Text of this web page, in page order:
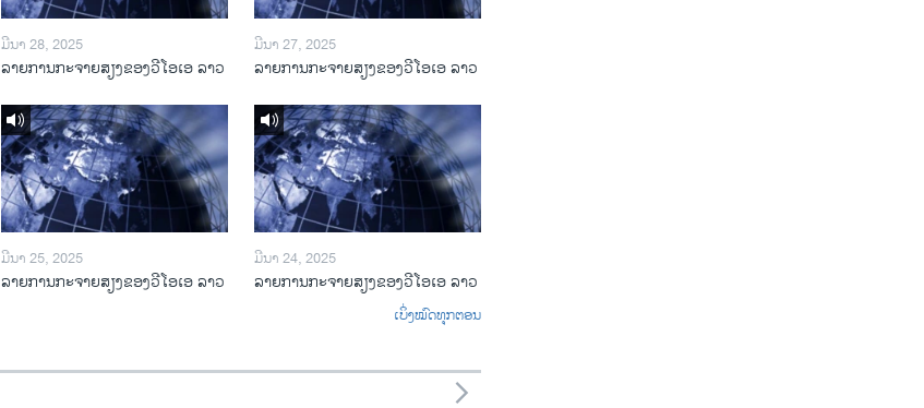
ມີນາ 28, 2025
ລາຍການກະຈາຍສຽງຂອງວີໂອເອ ລາວ
ມີນາ 27, 2025
ລາຍການກະຈາຍສຽງຂອງວີໂອເອ ລາວ
ມີນາ 25, 2025
ລາຍການກະຈາຍສຽງຂອງວີໂອເອ ລາວ
ມີນາ 24, 2025
ລາຍການກະຈາຍສຽງຂອງວີໂອເອ ລາວ
ເບິ່ງໝົດທຸກຕອນ